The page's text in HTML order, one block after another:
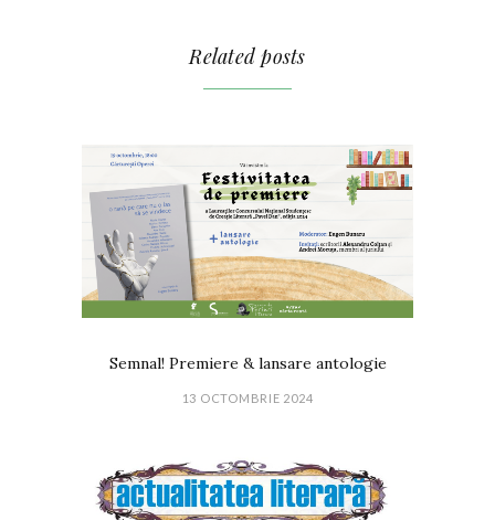
Related posts
Semnal! Premiere & lansare antologie
13 OCTOMBRIE 2024